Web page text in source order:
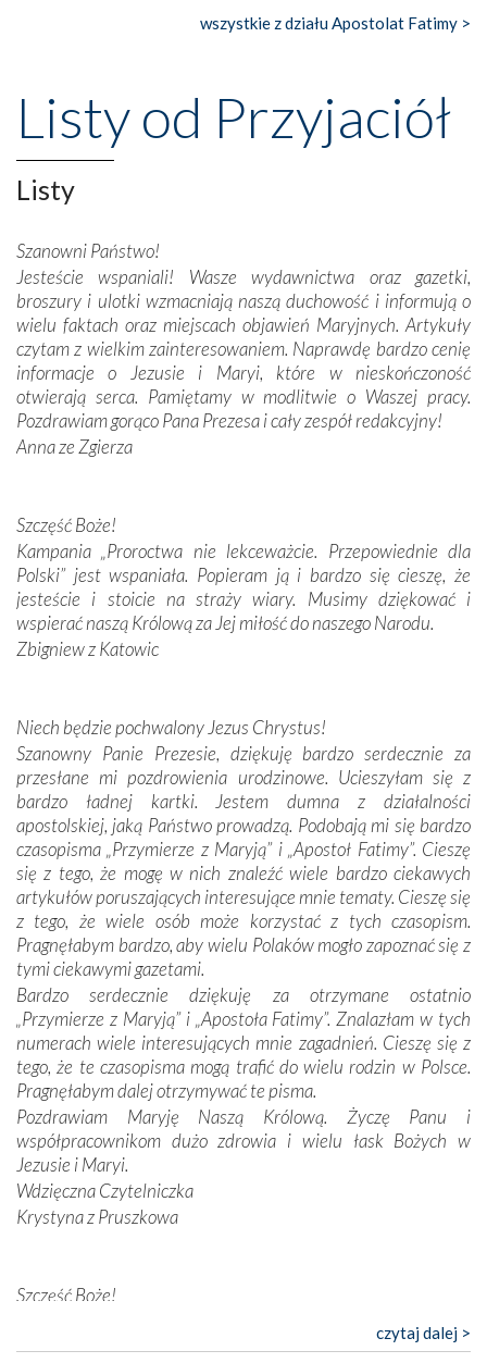
Nasze pielgrzymkowe wyprawy, których celem były
wznoszono na chwałę Bożą, na przykład – w podzięce za
Opatrznościową pomoc w wygranej bitwie o
niepodległość kraju. Zachwyt budziła potężna, a zarazem
misterna architektura tych monumentalnych dzieł,
wspaniałe zdobienia, dbałość ich twórców o detale,
budowniczych.
Podążyliśmy też śladami fatimskich wizjonerów – Łucji
dos Santos oraz świętych Hiacynty i Franciszka Marto.
Modliliśmy się przy ich grobach. Odprawiliśmy Drogę
Krzyżową w ich rodzinnych stronach, odwiedziliśmy
domy, w których żyli.
W miejscu objawień Matki Bożej zapaliliśmy świece
Podczas tej kilkudniowej wyprawy na każdym kroku
spotykaliśmy się z serdeczną otwartością
Portugalczyków. Podziwialiśmy ich ludową sztukę i
zwyczaje. Mimo że nasze kraje są od siebie bardzo
oddalone, w żaden sposób nie czuliśmy się obco.
Sprawiła to oczywiście sama Matka Boża, ale też
kulturowa bliskość biorąca swój początek w naszej
mieliśmy okazję przekonać się, że Maryja swoją opieką
otacza nie tylko nasz naród, lecz wszystkie nacje, które
się Jej ufnie oddają, a także każdą osobę, która zawierza
Jej siebie oraz swych bliskich.
Dzieje Portugalii to również historia wierności Bogu i
odstępstw, także w życiu władców. Trudne momenty w
wymiarze tak osobistym, jak i zbiorowym, przypominają o
konieczności ciągłego zabiegania o własną duszę i o łaskę
Opatrzności. Wierność przynosi pomyślność –
przynajmniej w życiu duchowym. Odstępstwo owocuje
nieszczęściem i śmiercią. Te uniwersalne prawdy
przychodziły na myśl, gdy słuchaliśmy opowieści
przewodników o portugalskich monarchach i wodzach,
zwycięskich bitwach i nieszczęśliwych losach grzesznych
kochanków.
Byli tym razem pośród Apostołów Fatimy reprezentanci
każdego spośród żyjących pokoleń. Najmłodszy uczestnik
liczył sobie 13 lat, zaś senior, pan Zdzisław – już 94.
Całe życie marzyłem, by tu przyjechać
Nasza pielgrzymka nie byłaby tak bogata w duchową treść
Oprócz zapewnienia nam możliwości codziennego
wszystkie z działu Apostolat Fatimy >
Listy od Przyjaciół
Listy
Szanowni Państwo!
Jesteście wspaniali! Wasze wydawnictwa oraz gazetki,
broszury i ulotki wzmacniają naszą duchowość i informują o
wielu faktach oraz miejscach objawień Maryjnych. Artykuły
czytam z wielkim zainteresowaniem. Naprawdę bardzo cenię
informacje o Jezusie i Maryi, które w nieskończoność
otwierają serca. Pamiętamy w modlitwie o Waszej pracy.
Pozdrawiam gorąco Pana Prezesa i cały zespół redakcyjny!
Anna ze Zgierza
Szczęść Boże!
Kampania „Proroctwa nie lekceważcie. Przepowiednie dla
Polski” jest wspaniała. Popieram ją i bardzo się cieszę, że
jesteście i stoicie na straży wiary. Musimy dziękować i
wspierać naszą Królową za Jej miłość do naszego Narodu.
Zbigniew z Katowic
Niech będzie pochwalony Jezus Chrystus!
Szanowny Panie Prezesie, dziękuję bardzo serdecznie za
przesłane mi pozdrowienia urodzinowe. Ucieszyłam się z
bardzo ładnej kartki. Jestem dumna z działalności
apostolskiej, jaką Państwo prowadzą. Podobają mi się bardzo
czasopisma „Przymierze z Maryją” i „Apostoł Fatimy”. Cieszę
się z tego, że mogę w nich znaleźć wiele bardzo ciekawych
artykułów poruszających interesujące mnie tematy. Cieszę się
z tego, że wiele osób może korzystać z tych czasopism.
Pragnęłabym bardzo, aby wielu Polaków mogło zapoznać się z
tymi ciekawymi gazetami.
Bardzo serdecznie dziękuję za otrzymane ostatnio
„Przymierze z Maryją” i „Apostoła Fatimy”. Znalazłam w tych
numerach wiele interesujących mnie zagadnień. Cieszę się z
tego, że te czasopisma mogą trafić do wielu rodzin w Polsce.
Pragnęłabym dalej otrzymywać te pisma.
Pozdrawiam Maryję Naszą Królową. Życzę Panu i
współpracownikom dużo zdrowia i wielu łask Bożych w
Jezusie i Maryi.
Wdzięczna Czytelniczka
Krystyna z Pruszkowa
Szczęść Boże!
to pismo, które bardzo sobie cenię i szanuję. Redagujecie
czytaj dalej >